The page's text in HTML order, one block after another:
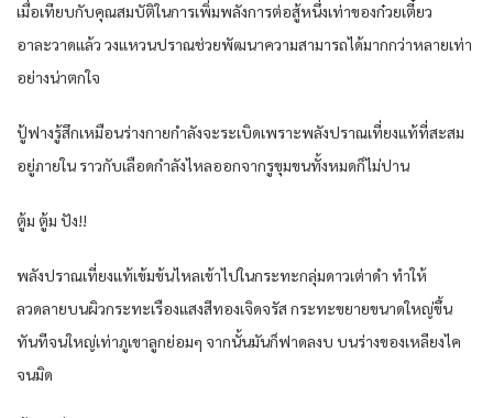
เมื่อ​เทียบ​กับ​คุณสมบัติ​ใน​การ​เพิ่ม​พลัง​การต่อสู้​หนึ่ง​เท่า​ของ​ก๋วยเตี๋ยว​
อาละวาด​แล้ว​ วงแหวน​ปราณ​ช่วย​พัฒนา​ความสามารถ​ได้​มากกว่า​หลายเท่า​
อย่าง​น่า​ตกใจ​
ปู้ฟางรู้สึก​เหมือน​ร่างกาย​กำลังจะ​ระเบิด​เพราะ​พลัง​ปราณ​เที่ยงแท้​ที่​สะสม
อยู่​ภายใน​ ราวกับ​เลือด​กำลัง​ไหล​ออกจาก​รูขุมขน​ทั้งหมด​ก็​ไม่ปาน​
ตู้​ม ตู้​ม ปัง!!
พลัง​ปราณ​เที่ยงแท้​เข้มข้น​ไหล​เข้าไป​ใน​กระทะ​กลุ่ม​ดาว​เต่าดำ​ ทำให้​
ลวดลาย​บน​ผิว​กระทะ​เรืองแสง​สีทอง​เจิด​จรัส​ กระทะ​ขยาย​ขนาดใหญ่​ขึ้น​
ทันที​จน​ใหญ่​เท่า​ภูเขา​ลูก​ย่อมๆ​ จากนั้น​มัน​ก็​ฟาด​ลง​บ บน​ร่าง​ของ​เหลียง​ไค​
จน​มิด​